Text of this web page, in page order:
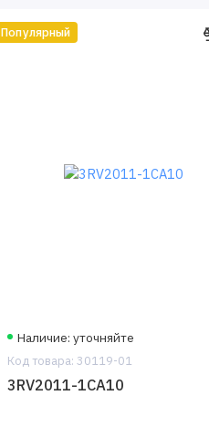
Популярный
Наличие: уточняйте
Код товара: 30119-01
3RV2011-1CA10